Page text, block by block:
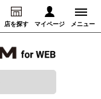
店を探す マイページ メニュー